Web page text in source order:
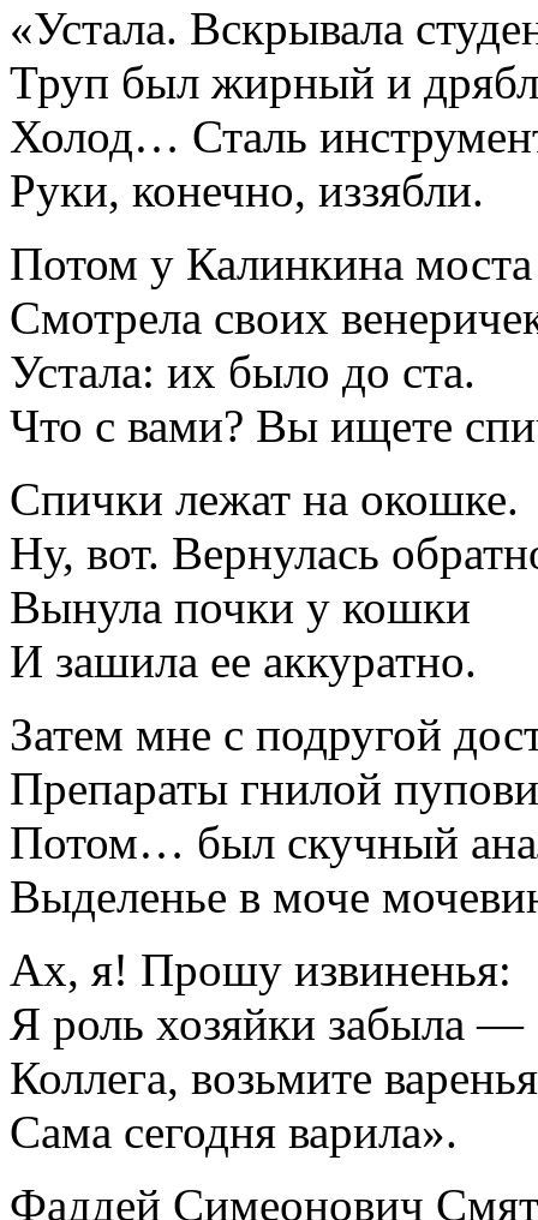
«Устала. Вскрывала
Труп был жирный и
Холод… Сталь
Руки, конечно, иззябли.
Потом у Калинкина моста
Смотрела своих
Устала: их было до ста.
Что с вами? Вы ищете
Спички лежат на окошке.
Ну, вот. Вернулась
Вынула почки у кошки
И зашила ее аккуратно.
Затем мне с подругой
Препараты гнилой
Потом… был скучный
Выделенье в моче
Ах, я! Прошу извиненья:
Я роль хозяйки забыла —
Коллега, возьмите
Сама сегодня варила».
Фаддей Симеонович